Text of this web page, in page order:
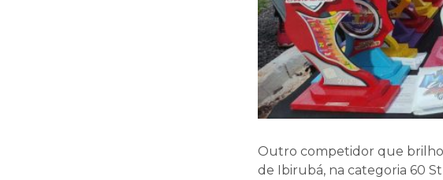
Outro competidor que
de Ibirubá, na categoria 60